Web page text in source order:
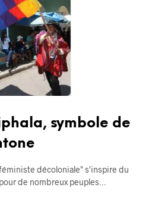
symbole de
décoloniale" s'inspire du
de nombreux peuples…